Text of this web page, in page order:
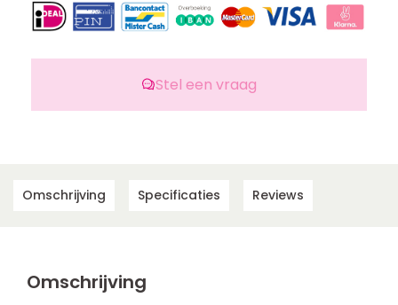
Stel een vraag
Omschrijving Specificaties Reviews
Omschrijving